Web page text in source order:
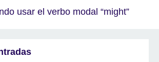
usar el verbo modal “might”